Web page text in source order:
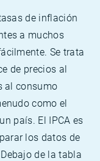
de inflación
a muchos
Se trata
de precios al
al consumo
como el
país. El IPCA es
los datos de
de la tabla